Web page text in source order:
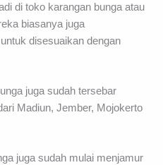
di toko karangan bunga atau
biasanya juga
disesuaikan dengan
juga sudah tersebar
Madiun, Jember, Mojokerto
juga sudah mulai menjamur